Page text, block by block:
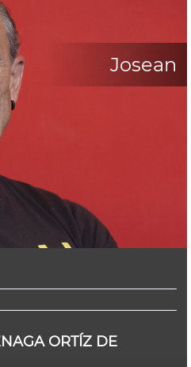
Josean
ORTÍZ DE